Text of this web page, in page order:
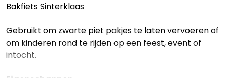
Bakfiets Sinterklaas
Gebruikt om zwarte piet pakjes te laten vervoeren of
om kinderen rond te rijden op een feest, event of
intocht.